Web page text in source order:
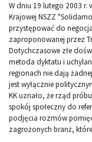
W dniu 19 lutego 2003 r.
Krajowej NSZZ
przystępować do
zaproponowanej przez
Dotychczasowe złe
metoda dyktatu i
regionach nie dają
jest wyłącznie
KK uznało, że rząd
spokój społeczny do
podjęcia rozmów
zagrożonych branż,